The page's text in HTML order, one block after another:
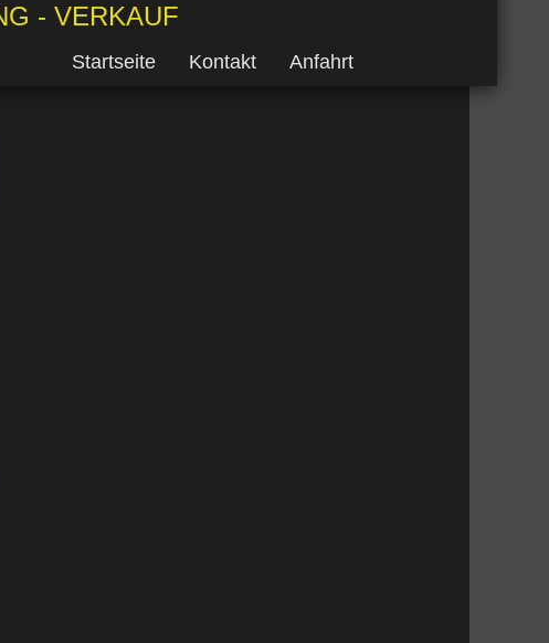
- VERKAUF
Startseite Kontakt Anfahrt